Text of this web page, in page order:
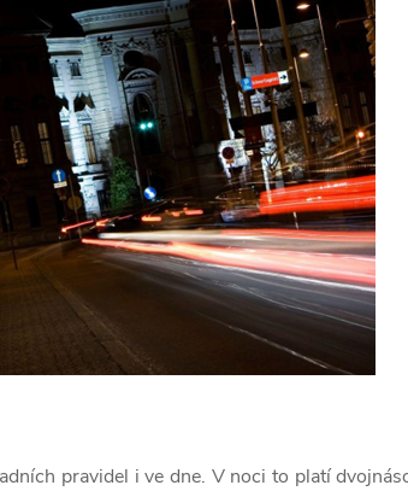
pravidel i ve dne. V noci to platí